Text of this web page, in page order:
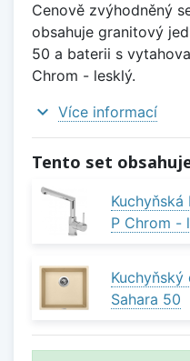
Cenově zvýhodněný
obsahuje granitový
50 a baterii s
Chrom - lesklý.
expand_more Více informací
Tento set
P Chrom -
Kuchyňský
Sahara 50